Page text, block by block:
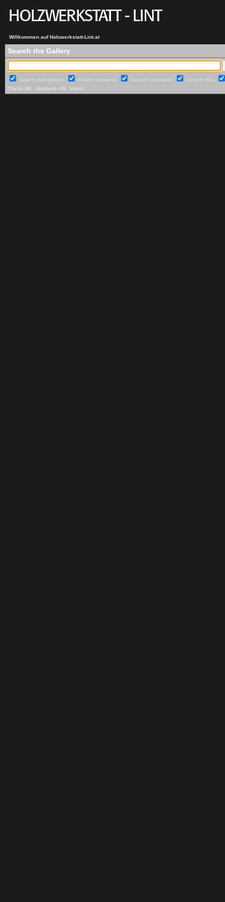
Willkommen auf Holzwerkstatt-Lint.at
Search the Gallery
Search descriptions Search keywords Search summaries
Search titles
Check All
Uncheck All Invert